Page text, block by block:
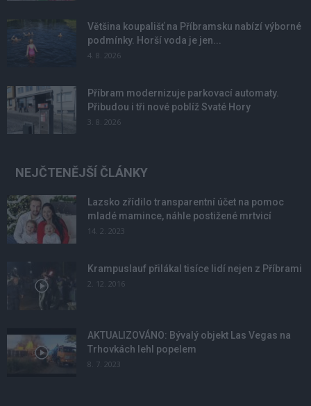
Většina koupališť na Příbramsku nabízí výborné
podmínky. Horší voda je jen...
4. 8. 2026
Příbram modernizuje parkovací automaty.
Přibudou i tři nové poblíž Svaté Hory
3. 8. 2026
NEJČTENĚJŠÍ ČLÁNKY
Lazsko zřídilo transparentní účet na pomoc
mladé mamince, náhle postižené mrtvicí
14. 2. 2023
Krampuslauf přilákal tisíce lidí nejen z Příbrami
2. 12. 2016
AKTUALIZOVÁNO: Bývalý objekt Las Vegas na
Trhovkách lehl popelem
8. 7. 2023